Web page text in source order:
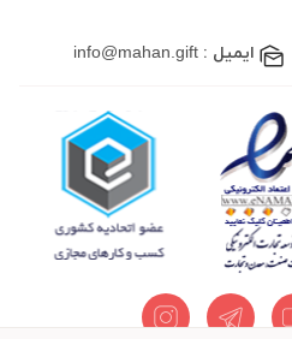
ایمیل : info@mahan.gift